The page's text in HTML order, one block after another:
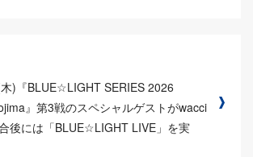
)『BLUE☆LIGHT SERIES 2026
』第3戦のスペシャルゲストがwacci
後には「BLUE☆LIGHT LIVE」を実